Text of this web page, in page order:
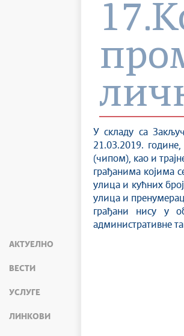
АКТУЕЛНО
ВЕСТИ
УСЛУГЕ
ЛИНКОВИ
У складу са
21.03.2019.
(чипом), као и
грађанима којима
улица и кућних
улица и
грађани нису у
административне